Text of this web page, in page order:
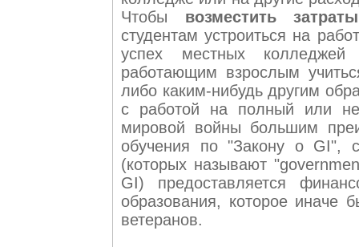
Чтобы возместить
студентам устроиться на
успех местных
работающим взрослым
либо каким-нибудь другим
с работой на полный или
мировой войны большим
обучения по "Закону о GI",
(которых называют
GI) предоставляется
образования, которое иначе
ветеранов.